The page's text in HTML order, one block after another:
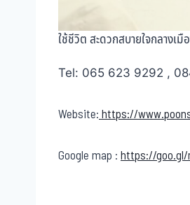
ใช้ชีวิต สะดวกสบายใจกลาง
Tel: 065 623 9292 ,
Website:https://
Google map :https://goo.gl/